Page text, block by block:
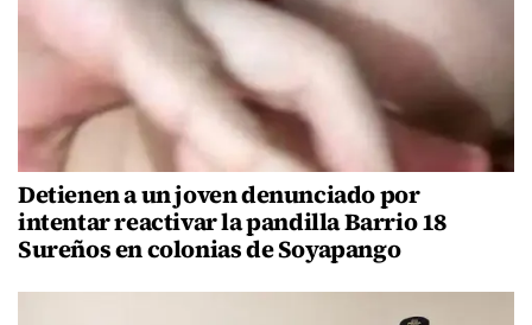
Detienen a un joven denunciado por
intentar reactivar la pandilla Barrio 18
Sureños en colonias de Soyapango